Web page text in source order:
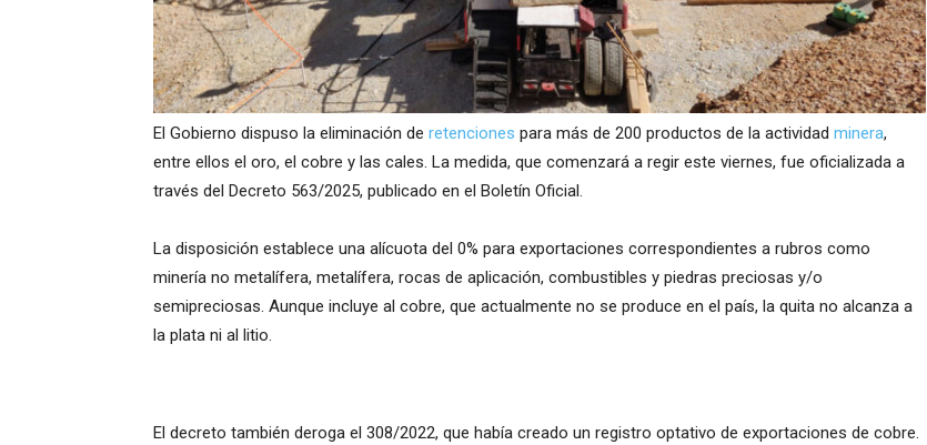
El Gobierno dispuso la eliminación de retenciones para más de 200 productos de la actividad minera,
entre ellos el oro, el cobre y las cales. La medida, que comenzará a regir este viernes, fue oficializada a
través del Decreto 563/2025, publicado en el Boletín Oficial.
La disposición establece una alícuota del 0% para exportaciones correspondientes a rubros como
minería no metalífera, metalífera, rocas de aplicación, combustibles y piedras preciosas y/o
semipreciosas. Aunque incluye al cobre, que actualmente no se produce en el país, la quita no alcanza a
la plata ni al litio.
El decreto también deroga el 308/2022, que había creado un registro optativo de exportaciones de cobre.